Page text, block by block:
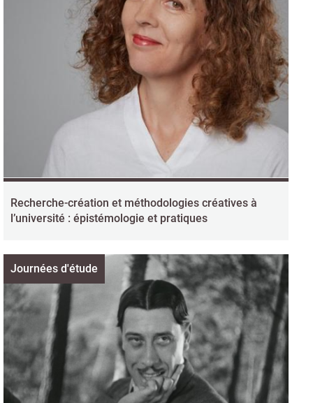
Recherche-création et méthodologies créatives à
l’université : épistémologie et pratiques
Journées d'étude